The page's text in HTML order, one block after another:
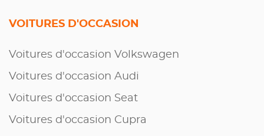
VOITURES D'OCCASION
Voitures d'occasion Volkswagen
Voitures d'occasion Audi
Voitures d'occasion Seat
Voitures d'occasion Cupra